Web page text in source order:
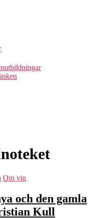
Om vin
och den gamla
Kull